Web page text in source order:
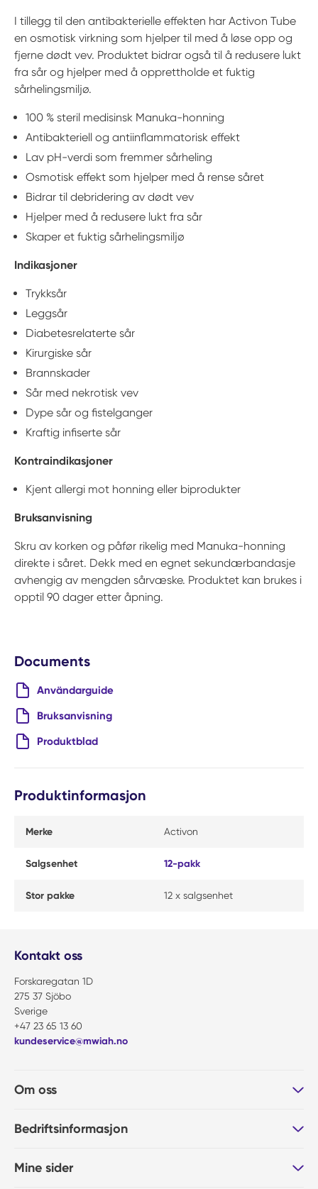
I tillegg til den antibakterielle effekten har Activon Tube
en osmotisk virkning som hjelper til med å løse opp og
fjerne dødt vev. Produktet bidrar også til å redusere lukt
fra sår og hjelper med å opprettholde et fuktig
sårhelingsmiljø.
100 % steril medisinsk Manuka-honning
Antibakteriell og antiinflammatorisk effekt
Lav pH-verdi som fremmer sårheling
Osmotisk effekt som hjelper med å rense såret
Bidrar til debridering av dødt vev
Hjelper med å redusere lukt fra sår
Skaper et fuktig sårhelingsmiljø
Indikasjoner
Trykksår
Leggsår
Diabetesrelaterte sår
Kirurgiske sår
Brannskader
Sår med nekrotisk vev
Dype sår og fistelganger
Kraftig infiserte sår
Kontraindikasjoner
Kjent allergi mot honning eller biprodukter
Bruksanvisning
Skru av korken og påfør rikelig med Manuka-honning
direkte i såret. Dekk med en egnet sekundærbandasje
avhengig av mengden sårvæske. Produktet kan brukes i
opptil 90 dager etter åpning.
Documents
Användarguide
Bruksanvisning
Produktblad
Produktinformasjon
Merke Activon
Salgsenhet 12-pakk
Stor pakke 12 x salgsenhet
Kontakt oss
Forskaregatan 1D
275 37 Sjöbo
Sverige
+47 23 65 13 60
kundeservice@mwiah.no
Om oss
Bedriftsinformasjon
Mine sider